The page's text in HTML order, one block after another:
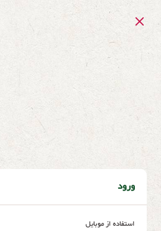
ورود
استفاده از موبایل